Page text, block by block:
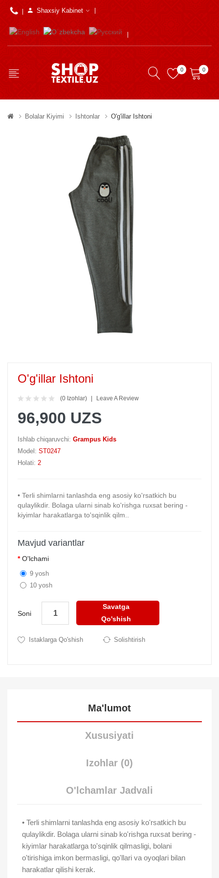
Shaxsiy Kabinet
0 0
Bolalar Kiyimi Ishtonlar O'g'illar Ishtoni
O'g'illar Ishtoni
(0 Izohlar) Leave A Review
96,900 UZS
Ishlab chiqaruvchi: Grampus Kids
Model: ST0247
Holati: 2
• Terli shimlarni tanlashda eng asosiy ko'rsatkich bu
qulaylikdir. Bolaga ularni sinab ko'rishga ruxsat bering -
kiyimlar harakatlarga to'sqinlik qilm..
Mavjud variantlar
O'lchami
9 yosh
10 yosh
Soni
Savatga
Qo'shish
Istaklarga Qo'shish Solishtirish
Ma'lumot
Xususiyati
Izohlar (0)
O'lchamlar Jadvali
• Terli shimlarni tanlashda eng asosiy ko'rsatkich bu
qulaylikdir. Bolaga ularni sinab ko'rishga ruxsat bering -
kiyimlar harakatlarga to'sqinlik qilmasligi, bolani
o'tirishiga imkon bermasligi, qo'llari va oyoqlari bilan
harakatlar qilishi kerak.